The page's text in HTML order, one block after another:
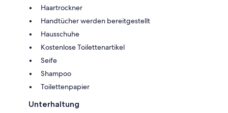
Haartrockner
Handtücher werden bereitgestellt
Hausschuhe
Kostenlose Toilettenartikel
Seife
Shampoo
Toilettenpapier
Unterhaltung